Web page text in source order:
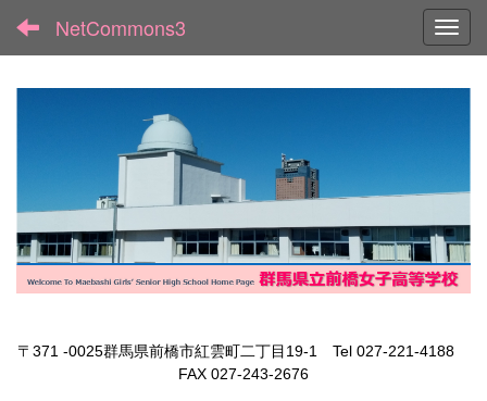
NetCommons3
〒371 -0025群馬県前橋市紅雲町二丁目19-1 Tel 027-221-4188
FAX 027-243-2676